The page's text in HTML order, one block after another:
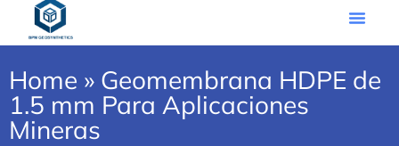
Home » Geomembrana HDPE de
1.5 mm Para Aplicaciones
Mineras